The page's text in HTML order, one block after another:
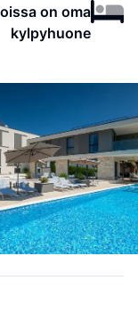
on oma
kylpyhuone